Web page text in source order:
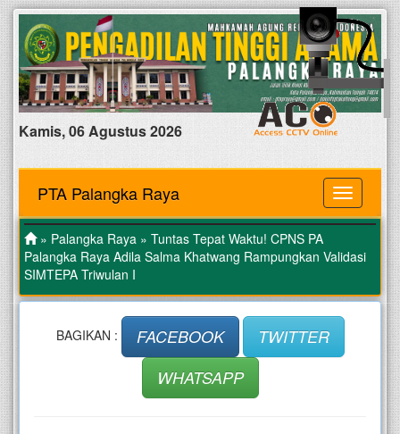
Kamis, 06 Agustus 2026
MENU
PTA Palangka Raya
» Palangka Raya » Tuntas Tepat Waktu! CPNS PA
Palangka Raya Adila Salma Khatwang Rampungkan Validasi
SIMTEPA Triwulan I
BAGIKAN : FACEBOOK
TWITTER
WHATSAPP